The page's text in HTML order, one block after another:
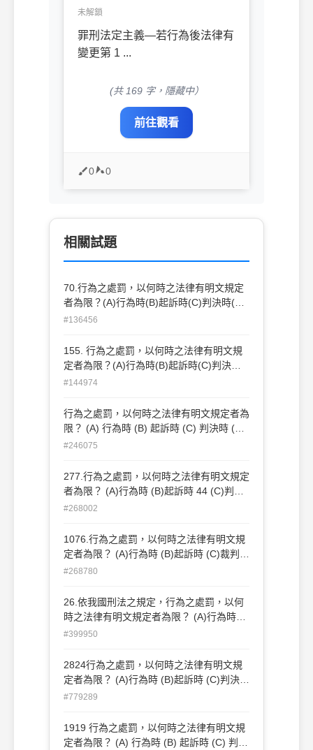
未解鎖
罪刑法定主義—若行為後法律有
變更第 1 ...
(共 169 字，隱藏中）
前往觀看
0 0
相關試題
70.行為之處罰，以何時之法律有明文規定
者為限？(A)行為時(B)起訴時(C)判決時(D)
執行時
#136456
155. 行為之處罰，以何時之法律有明文規
定者為限？(A)行為時(B)起訴時(C)判決時
(D) 執行時
#144974
行為之處罰，以何時之法律有明文規定者為
限？ (A) 行為時 (B) 起訴時 (C) 判決時 (D)
執行時
#246075
277.行為之處罰，以何時之法律有明文規定
者為限？ (A)行為時 (B)起訴時 44 (C)判決
時 (D)執行時。
#268002
1076.行為之處罰，以何時之法律有明文規
定者為限？ (A)行為時 (B)起訴時 (C)裁判時
(D)執行時。
#268780
26.依我國刑法之規定，行為之處罰，以何
時之法律有明文規定者為限？ (A)行為時
#399950
2824行為之處罰，以何時之法律有明文規
定者為限？ (A)行為時 (B)起訴時 (C)判決時
(D)執行時
#779289
1919 行為之處罰，以何時之法律有明文規
定者為限？ (A) 行為時 (B) 起訴時 (C) 判決